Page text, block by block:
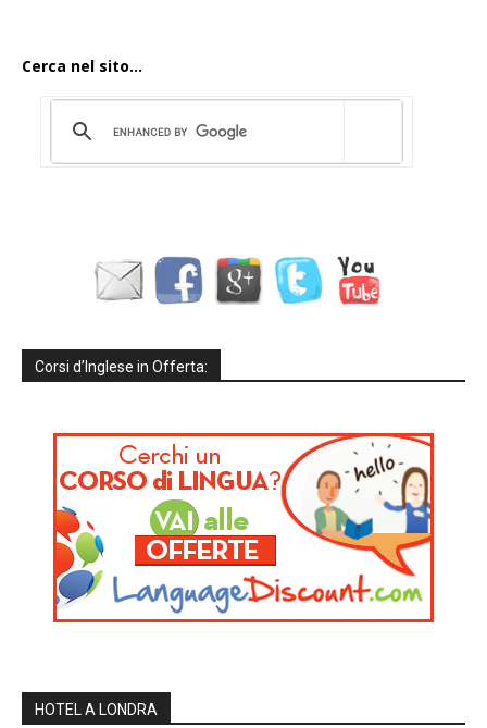
Cerca nel sito...
Corsi d’Inglese in Offerta:
HOTEL A LONDRA